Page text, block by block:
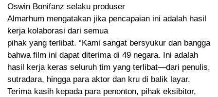
Oswin Bonifanz selaku produser
Almarhum mengatakan jika pencapaian ini adalah hasil
kerja kolaborasi dari semua
pihak yang terlibat. “Kami sangat bersyukur dan bangga
bahwa film ini dapat diterima di 49 negara. Ini adalah
hasil kerja keras seluruh tim yang terlibat—dari penulis,
sutradara, hingga para aktor dan kru di balik layar.
Terima kasih kepada para penonton, pihak eksibitor,